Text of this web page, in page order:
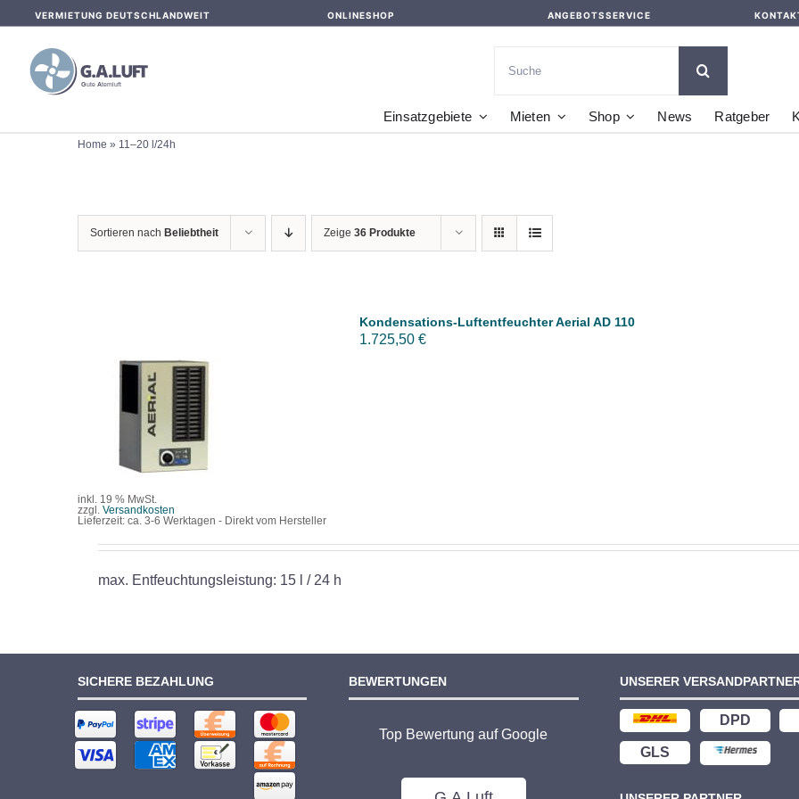
content
VERMIETUNG DEUTSCHLANDWEIT ONLINESHOP ANGEBOTSSERVICE
nach:
Einsatzgebiete Mieten Shop News Ratgeber
Home » 11–20 l/24h
Sortieren nach Beliebtheit Zeige 36 Produkte
IN DEN WARENKORB
DETAILS
Kondensations-Luftentfeuchter Aerial AD 110
1.725,50 €
inkl. 19 % MwSt.
zzgl. Versandkosten
Lieferzeit: ca. 3-6 Werktagen - Direkt vom Hersteller
max. Entfeuchtungsleistung: 15 l / 24 h
SICHERE BEZAHLUNG BEWERTUNGEN
Top Bewertung auf Google
UNSERER
DPD
GLS